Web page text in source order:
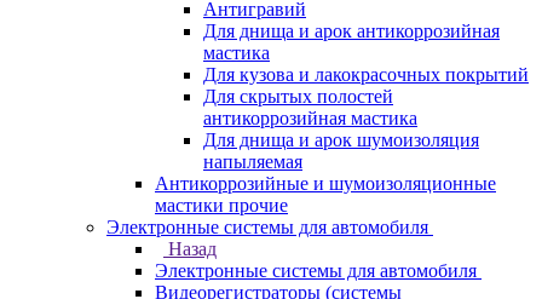
Антигравий
Для днища и арок антикоррозийная
мастика
Для кузова и лакокрасочных покрытий
Для скрытых полостей
антикоррозийная мастика
Для днища и арок шумоизоляция
напыляемая
Антикоррозийные и шумоизоляционные
мастики прочие
Электронные системы для автомобиля
Назад
Электронные системы для автомобиля
Видеорегистраторы (системы